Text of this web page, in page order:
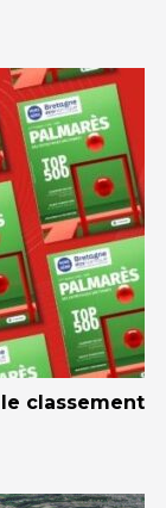
classement